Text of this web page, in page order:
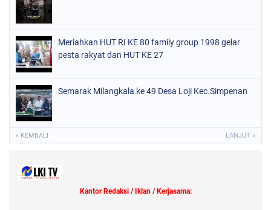
Meriahkan HUT RI KE 80 family group 1998 gelar
pesta rakyat dan HUT KE 27
Semarak Milangkala ke 49 Desa Loji Kec.Simpenan
« KEMBALI LANJUT »
Kantor Redaksi / Iklan / Kerjasama: